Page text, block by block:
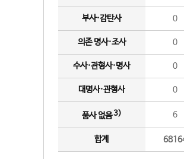
부사·감탄사 0
의존 명사·조사 0
수사·관형사·명사 0
대명사·관형사 0
품사 없음3) 6
합계